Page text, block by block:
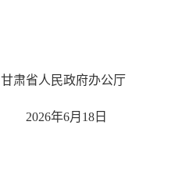
甘肃省人民政府办公厅
2026年6月18日